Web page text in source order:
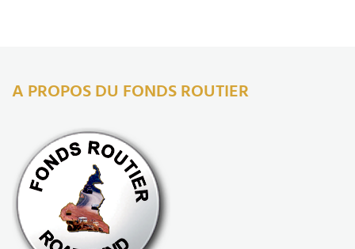
A PROPOS DU FONDS ROUTIER